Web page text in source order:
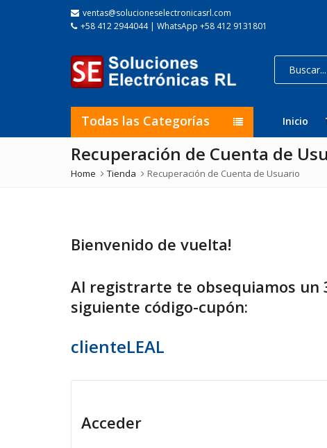
ventas@solucioneselectronicasrl.com
+58 412 2944044 | WhatsApp +58 412 9131801
Todas las Categorías Inicio
Recuperación de Cuenta de
Home Tienda Recuperación de Cuenta de Usuario
Bienvenido de vuelta!
Al registrarte te obsequiamos un
siguiente código-cupón:
clienteLEAL
Acceder